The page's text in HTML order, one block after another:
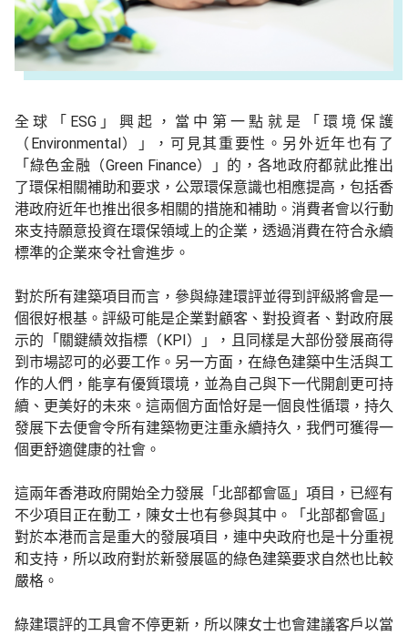
全球「ESG」興起，當中第一點就是「環境保護
（Environmental）」，可見其重要性。另外近年也有了
「綠色金融（Green Finance）」的，各地政府都就此推出
了環保相關補助和要求，公眾環保意識也相應提高，包括香
港政府近年也推出很多相關的措施和補助。消費者會以行動
來支持願意投資在環保領域上的企業，透過消費在符合永續
標準的企業來令社會進步。
對於所有建築項目而言，參與綠建環評並得到評級將會是一
個很好根基。評級可能是企業對顧客、對投資者、對政府展
示的「關鍵績效指標（KPI）」，且同樣是大部份發展商得
到市場認可的必要工作。另一方面，在綠色建築中生活與工
作的人們，能享有優質環境，並為自己與下一代開創更可持
續、更美好的未來。這兩個方面恰好是一個良性循環，持久
發展下去便會令所有建築物更注重永續持久，我們可獲得一
個更舒適健康的社會。
這兩年香港政府開始全力發展「北部都會區」項目，已經有
不少項目正在動工，陳女士也有參與其中。「北部都會區」
對於本港而言是重大的發展項目，連中央政府也是十分重視
和支持，所以政府對於新發展區的綠色建築要求自然也比較
嚴格。
綠建環評的工具會不停更新，所以陳女士也會建議客戶以當